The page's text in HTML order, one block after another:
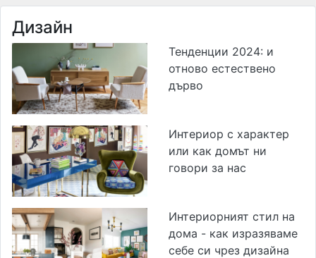
Дизайн
Тенденции 2024: и
отново естествено
дърво
Интериор с характер
или как домът ни
говори за нас
Интериорният стил на
дома - как изразяваме
себе си чрез дизайна